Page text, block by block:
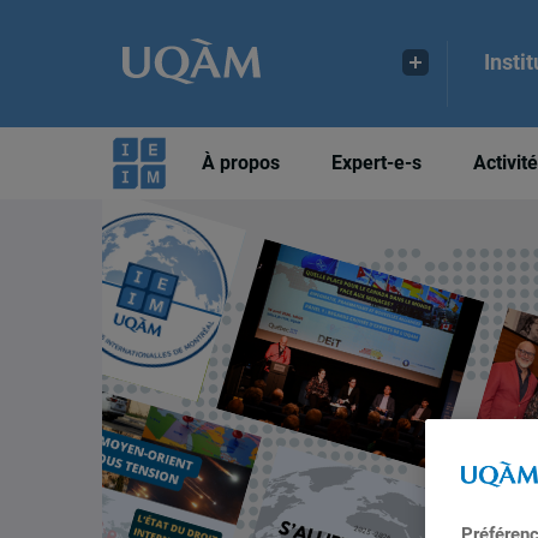
À propos Expert-e-s